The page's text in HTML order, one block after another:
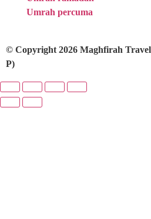
Umrah percuma
© Copyright 2026 Maghfirah
P)